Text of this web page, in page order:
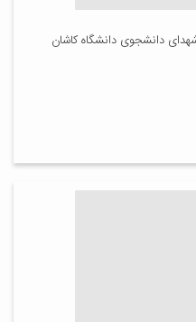
شهدای دانشجوی دانشگاه کاشان